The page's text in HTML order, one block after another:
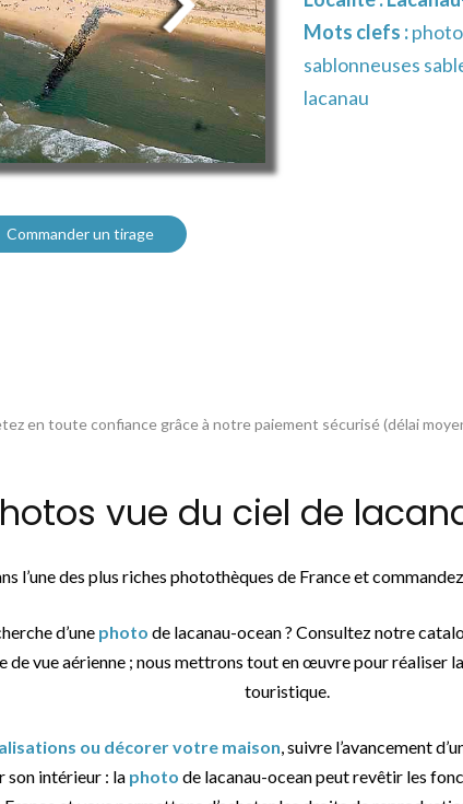
Commander un tirage
Mots clefs :
sablonneuses
lacanau
en toute confiance grâce à notre paiement sécurisé (délai
vue du ciel de
l’une des plus riches photothèques de France et
d’une photo de lacanau-ocean ? Consultez notre
de vue aérienne ; nous mettrons tout en œuvre pour réaliser la
touristique.
ou décorer votre maison, suivre l’avancement
son intérieur : la photo de lacanau-ocean peut revêtir les